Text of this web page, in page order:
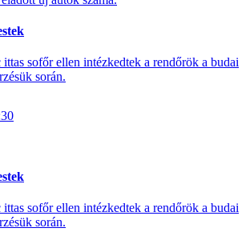
sofőr ellen intézkedtek a rendőrök a budai
során.
sofőr ellen intézkedtek a rendőrök a budai
során.